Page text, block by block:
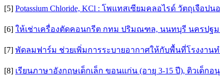
[5] Potassium Chloride, KCl : โพแทสเซียมคลอไรด์ วัตถุเจือป
[6] ให้เช่าเครื่องตัดคอนกรีต กทม ปริมณฑล, นนทบุรี นครปฐม
[7] พัดลมฟาร์ม ช่วยเพิ่มการระบายอากาศให้กับพื้นที่โรงงาน
[8] เรียนภาษาอังกฤษเด็กเล็ก ขอนแก่น (อายุ 3-15 ปี), ติวเด็ก